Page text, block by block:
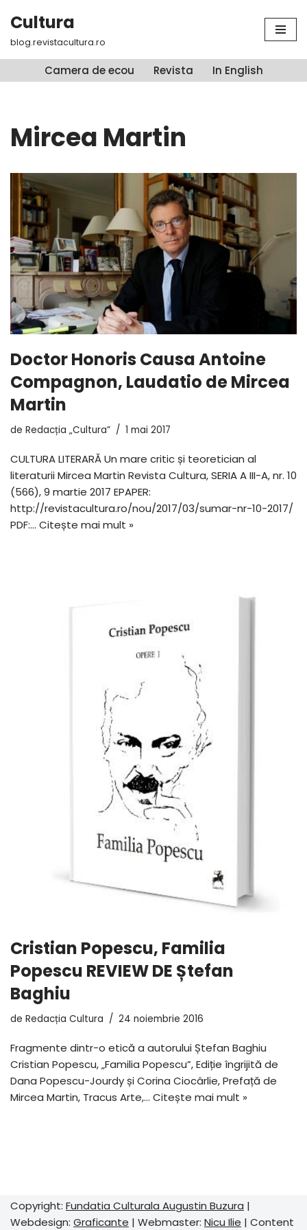
Sari
conținut
Cultura
blog.revistacultura.ro
Camera de ecou Revista In English
Mircea Martin
Doctor Honoris Causa Antoine
Compagnon, Laudatio de Mircea
Martin
de Redacția „Cultura” 1 mai 2017
CULTURA LITERARĂ Un mare critic și teoretician al
literaturii Mircea Martin Revista Cultura, SERIA A III-A, nr. 10
(566), 9 martie 2017 EPAPER:
http://revistacultura.ro/nou/2017/03/sumar-nr-10-2017/
PDF:… Citește mai mult »
Cristian Popescu, Familia
Popescu REVIEW DE Ștefan
Baghiu
de Redacția Cultura 24 noiembrie 2016
Fragmente dintr-o etică a autorului Ștefan Baghiu
Cristian Popescu, „Familia Popescu”, Ediție îngrijită de
Dana Popescu-Jourdy și Corina Ciocârlie, Prefață de
Mircea Martin, Tracus Arte,… Citește mai mult »
Copyright: Fundatia Culturala Augustin Buzura |
Webdesign: Graficante | Webmaster: Nicu Ilie | Content